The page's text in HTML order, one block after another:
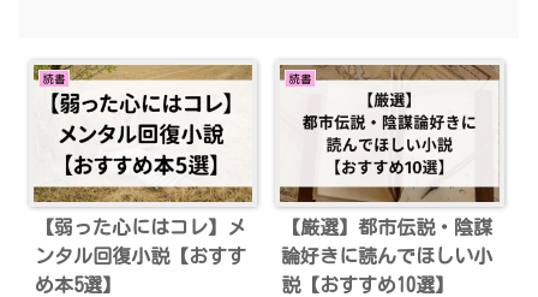
読書
【弱った心にはコレ】メ
ンタル回復小説【おすす
め本5選】
読書
【厳選】都市伝説・陰謀
論好きに読んでほしい小
説【おすすめ10選】